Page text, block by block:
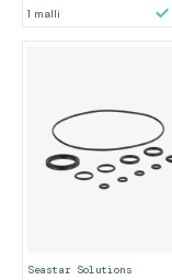
1 malli
Seastar Solutions